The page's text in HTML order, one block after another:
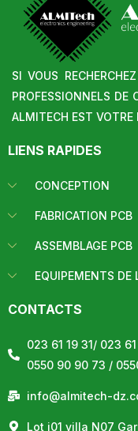
SI VOUS
PROFESSIONNELS DE
ALMITECH EST VOTRE
LIENS RAPIDES
CONCEPTION
FABRICATION PCB
ASSEMBLAGE PCB
EQUIPEMENTS DE
CONTACTS
023 61 19 31/ 023
0550 90 90 73 /
info@almitech-
Lot j01 villa N07